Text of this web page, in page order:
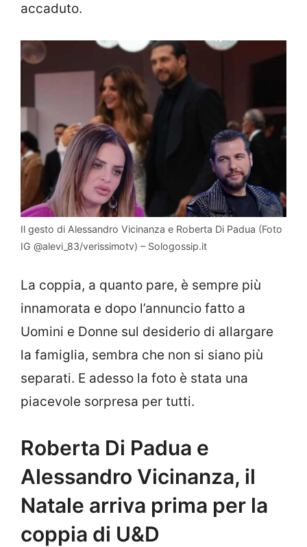
accaduto.
Il gesto di Alessandro Vicinanza e Roberta Di Padua (Foto
IG @alevi_83/verissimotv) – Sologossip.it
La coppia, a quanto pare, è sempre più
innamorata e dopo l’annuncio fatto a
Uomini e Donne sul desiderio di allargare
la famiglia, sembra che non si siano più
separati. E adesso la foto è stata una
piacevole sorpresa per tutti.
Roberta Di Padua e
Alessandro Vicinanza, il
Natale arriva prima per la
coppia di U&D